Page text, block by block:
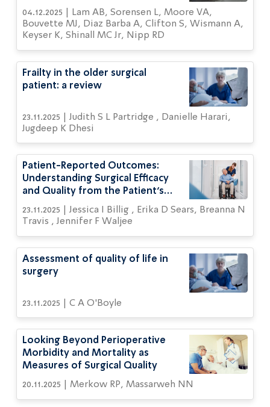
Cancer: A Systematic Review
04.12.2025 | Lam AB, Sorensen L, Moore VA,
Bouvette MJ, Diaz Barba A, Clifton S, Wismann A,
Keyser K, Shinall MC Jr, Nipp RD
Frailty in the older surgical
patient: a review
23.11.2025 | Judith S L Partridge , Danielle Harari,
Jugdeep K Dhesi
Patient-Reported Outcomes:
Understanding Surgical Efficacy
and Quality from the Patient’s
Perspective
23.11.2025 | Jessica I Billig , Erika D Sears, Breanna N
Travis , Jennifer F Waljee
Assessment of quality of life in
surgery
23.11.2025 | C A O'Boyle
Looking Beyond Perioperative
Morbidity and Mortality as
Measures of Surgical Quality
20.11.2025 | Merkow RP, Massarweh NN